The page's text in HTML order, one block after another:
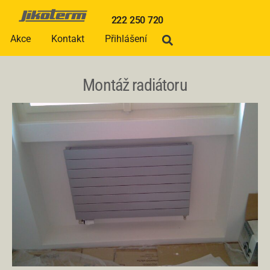
222 250 720
Akce
Kontakt Přihlášení
Montáž radiátoru